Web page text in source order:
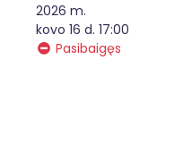
2026 m.
kovo 16 d. 17:00
Pasibaigęs